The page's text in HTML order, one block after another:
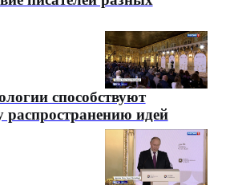
способствуют
распространению идей